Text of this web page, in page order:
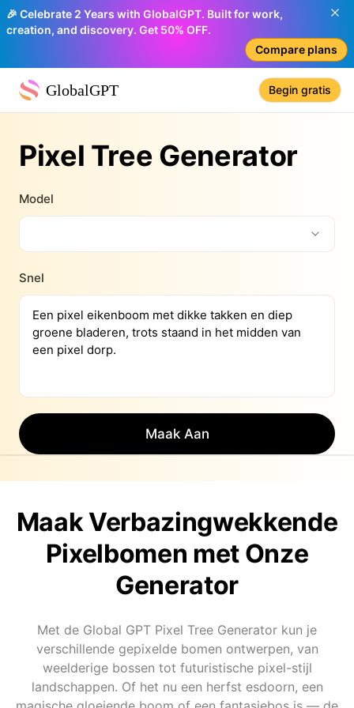
🎉 Celebrate 2 Years with GlobalGPT. Built for work,
creation, and discovery. Get 50% OFF.
Compare plans
GlobalGPT Begin gratis
Pixel Tree Generator
Model
Snel
Maak Aan
Maak Verbazingwekkende
Pixelbomen met Onze
Generator
Met de Global GPT Pixel Tree Generator kun je
verschillende gepixelde bomen ontwerpen, van
weelderige bossen tot futuristische pixel-stijl
landschappen. Of het nu een herfst esdoorn, een